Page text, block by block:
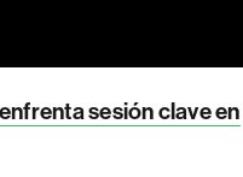
sesión clave en